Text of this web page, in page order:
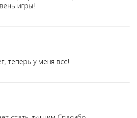
игры!
теперь у меня все!